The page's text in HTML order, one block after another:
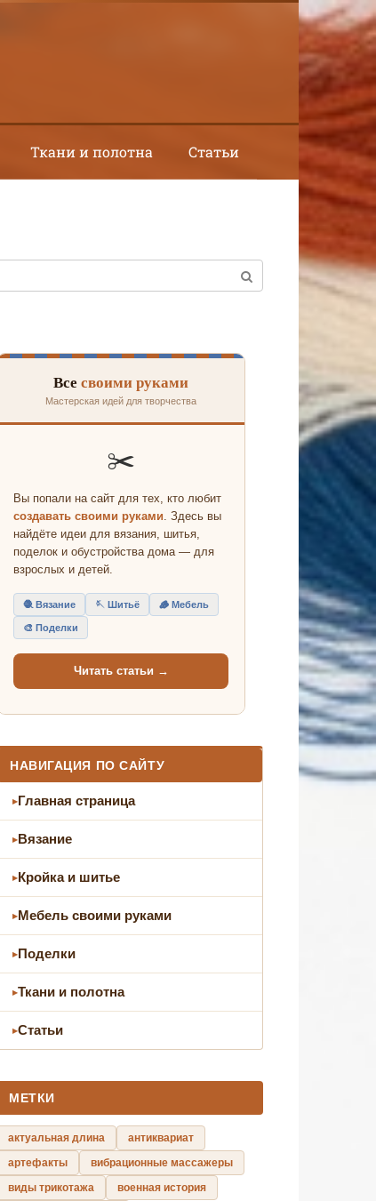
Ткани и полотна Статьи
Все своими руками
Мастерская идей для творчества
✂️
Вы попали на сайт для тех, кто любит
создавать своими руками. Здесь вы
найдёте идеи для вязания, шитья,
поделок и обустройства дома — для
взрослых и детей.
🧶 Вязание 🪡 Шитьё 🪵 Мебель
🎨 Поделки
Читать статьи →
НАВИГАЦИЯ ПО САЙТУ
Главная страница
Вязание
Кройка и шитье
Мебель своими руками
Поделки
Ткани и полотна
Статьи
МЕТКИ
актуальная длина
антиквариат
артефакты
вибрационные массажеры
виды трикотажа
военная история